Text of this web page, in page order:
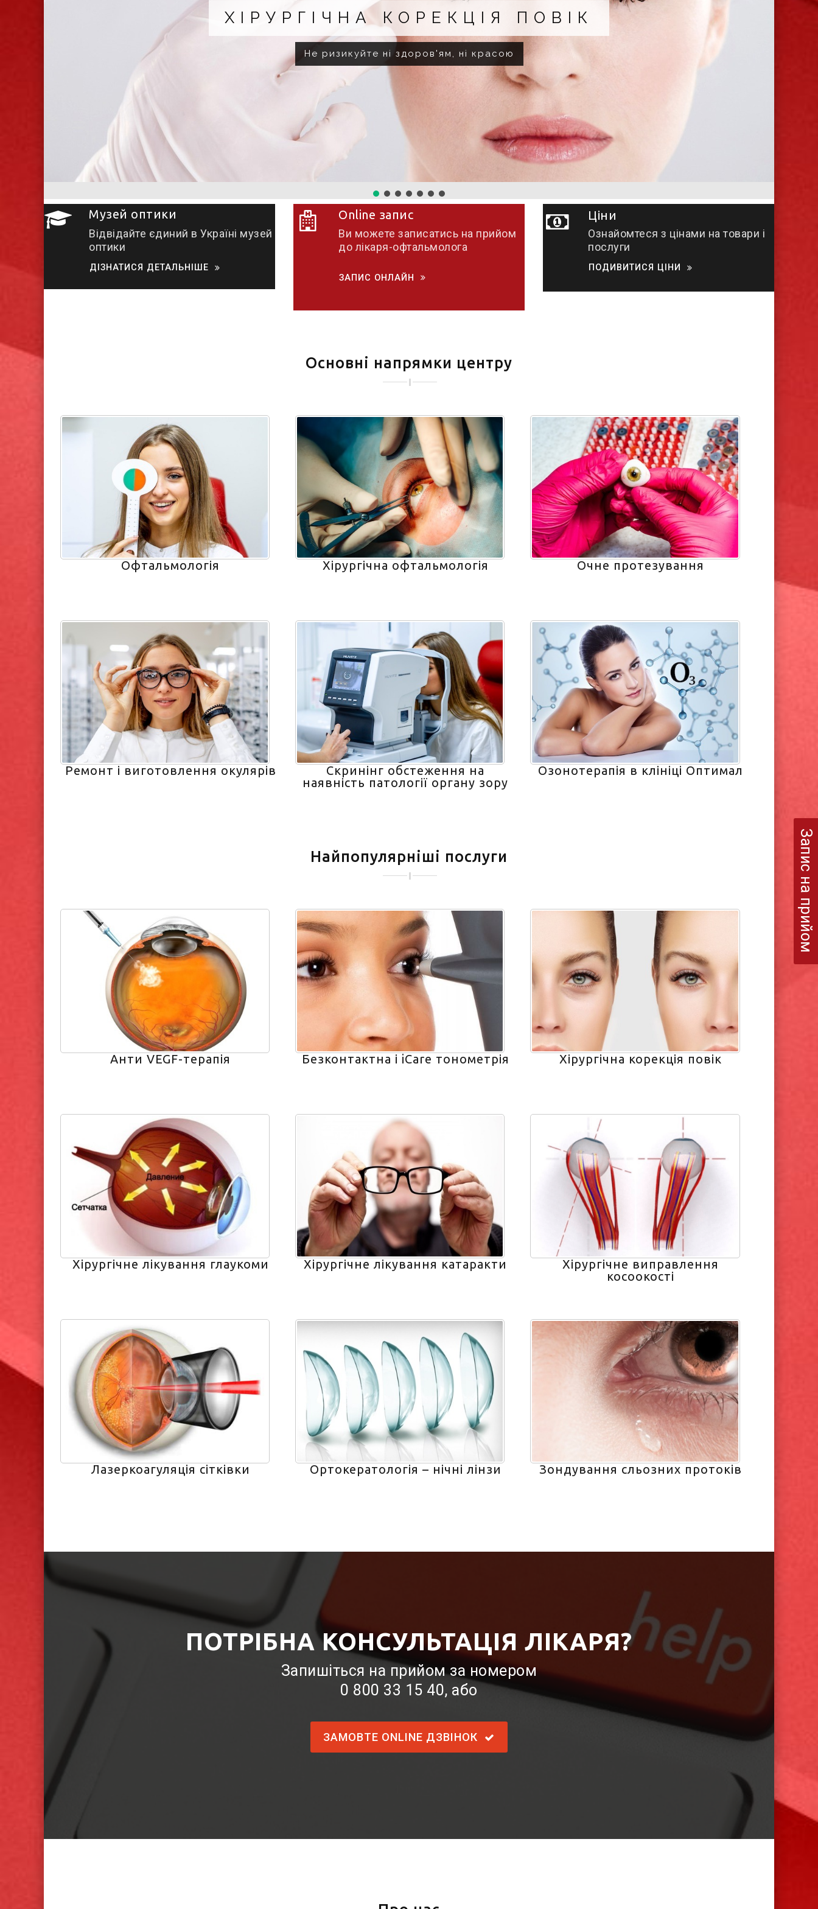
Запис на прийом
ХІРУРГІЧНА КОРЕКЦІЯ ПОВІК
Не ризикуйте ні здоров'ям, ні красою
Музей оптики
Відвідайте єдиний в Україні музей
оптики
ДІЗНАТИСЯ ДЕТАЛЬНІШЕ
Online запис
Ви можете записатись на прийом
до лікаря-офтальмолога
ЗАПИС ОНЛАЙН
Ціни
Ознайомтеся з цінами на товари і
послуги
ПОДИВИТИСЯ ЦІНИ
Основні напрямки центру
Офтальмологія Хірургічна офтальмологія Очне протезування
Ремонт і виготовлення окулярів
Скринінг обстеження на
наявність патології органу зору
Озонотерапія в клініці Оптимал
Найпопулярніші послуги
Анти VEGF-терапія Безконтактна і iCare тонометрія Хірургічна корекція повік
Хірургічне лікування глаукоми Хірургічне лікування катаракти
Хірургічне виправлення
косоокості
Лазеркоагуляція сітківки Ортокератологія – нічні лінзи Зондування сльозних протоків
ПОТРІБНА КОНСУЛЬТАЦІЯ ЛІКАРЯ?
Запишіться на прийом за номером
0 800 33 15 40, або
ЗАМОВТЕ ONLINE ДЗВІНОК